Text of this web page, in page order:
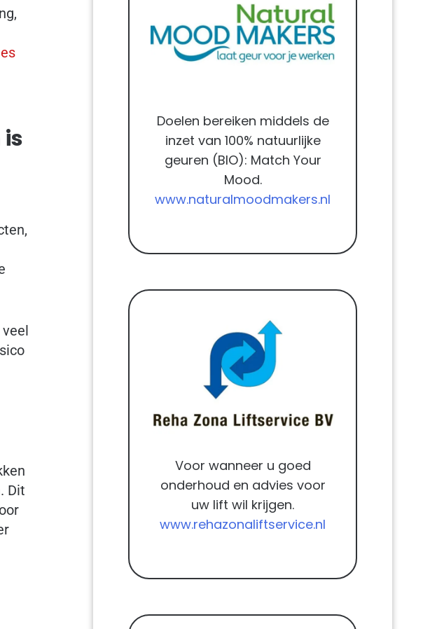
Dit
Doelen bereiken middels de
inzet van 100% natuurlijke
geuren (BIO): Match Your
Mood.
www.naturalmoodmakers.nl
Voor wanneer u goed
onderhoud en advies voor
uw lift wil krijgen.
www.rehazonaliftservice.nl